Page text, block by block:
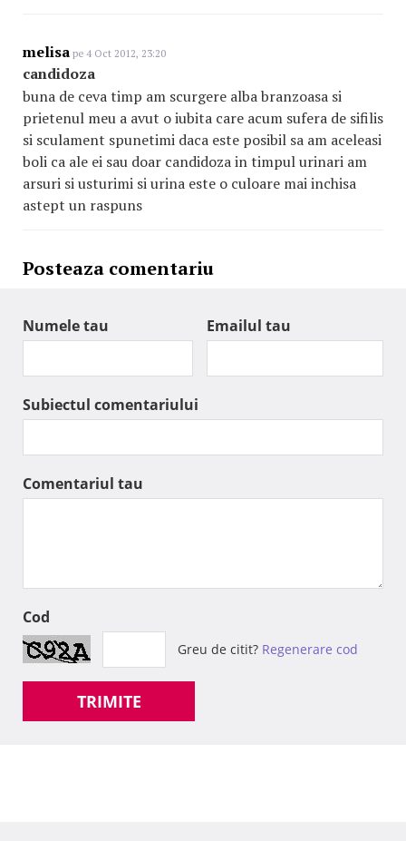
melisa pe 4 Oct 2012, 23:20
candidoza
buna de ceva timp am scurgere alba branzoasa si
prietenul meu a avut o iubita care acum sufera de sifilis
si sculament spunetimi daca este posibil sa am aceleasi
boli ca ale ei sau doar candidoza in timpul urinari am
arsuri si usturimi si urina este o culoare mai inchisa
astept un raspuns
Posteaza comentariu
Numele tau Emailul tau
Subiectul comentariului
Comentariul tau
Cod
Greu de citit? Regenerare cod
TRIMITE